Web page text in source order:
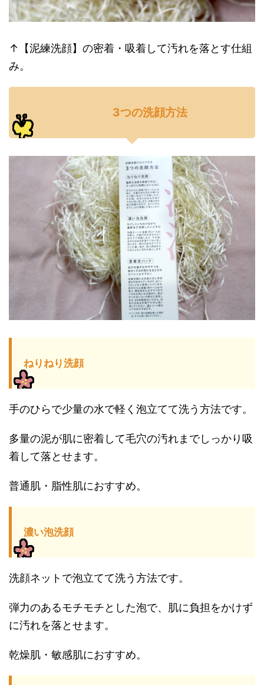
↑【泥練洗顔】の密着・吸着して汚れを落とす仕組
み。
3つの洗顔方法
ねりねり洗顔
手のひらで少量の水で軽く泡立てて洗う方法です。
多量の泥が肌に密着して毛穴の汚れまでしっかり吸
着して落とせます。
普通肌・脂性肌におすすめ。
濃い泡洗顔
洗顔ネットで泡立てて洗う方法です。
弾力のあるモチモチとした泡で、肌に負担をかけず
に汚れを落とせます。
乾燥肌・敏感肌におすすめ。